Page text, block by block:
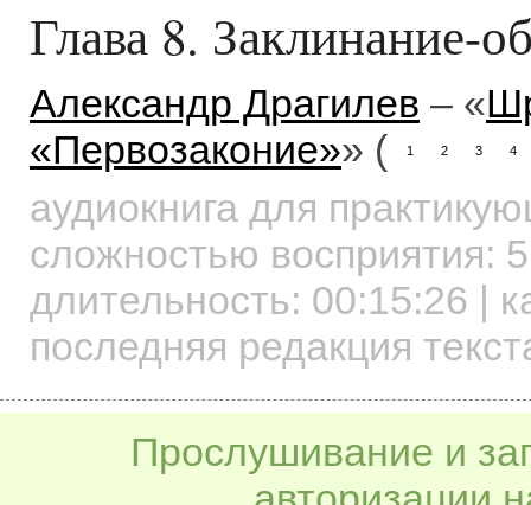
Глава 8. Заклинание-
Александр Драгилев – «
«Первозаконие»» ( 1 2 3 4
аудиокнига для
сложностью восприятия: 5
длительность: 00:15:26 |
последняя редакция
Прослушивание и